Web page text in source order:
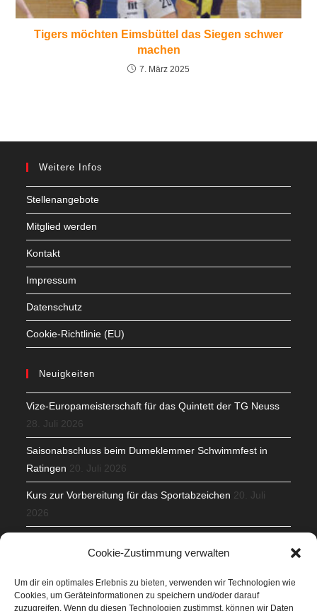
Cookie-Zustimmung verwalten
Um dir ein optimales Erlebnis zu bieten, verwenden wir Technologien wie
Cookies, um Geräteinformationen zu speichern und/oder darauf
zuzugreifen. Wenn du diesen Technologien zustimmst, können wir Daten
Tigers möchten Eimsbüttel das Siegen schwer
machen
7. März 2025
Weitere Infos
Stellenangebote
Mitglied werden
Kontakt
Impressum
Datenschutz
Cookie-Richtlinie (EU)
Neuigkeiten
Vize-Europameisterschaft für das Quintett der TG Neuss
28. Juli 2026
Saisonabschluss beim Dumeklemmer Schwimmfest in
Ratingen 20. Juli 2026
Kurs zur Vorbereitung für das Sportabzeichen 20. Juli
2026
Veranstaltungen